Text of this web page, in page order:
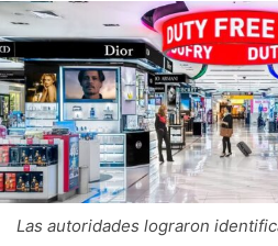
Las autoridades lograron